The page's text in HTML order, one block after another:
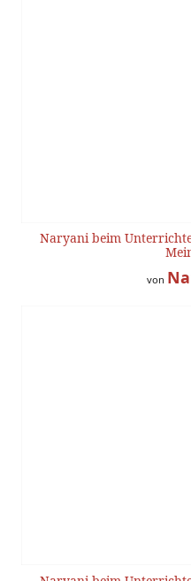
Naryani beim
von